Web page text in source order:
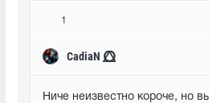
1
CadiaN ⭕⃤
Ниче неизвестно короче, но